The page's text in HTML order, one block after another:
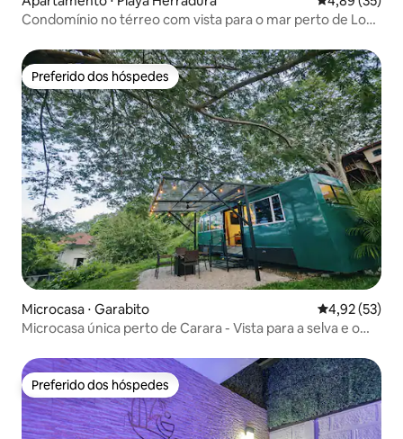
Condomínio no térreo com vista para o mar perto de Los
Preferido dos hóspedes
Preferido dos hóspedes
Microcasa ⋅ Garabito 4,92 de uma
4,92 (53)
Microcasa única perto de Carara - Vista para a selva e o
Preferido dos hóspedes
Preferido dos hóspedes